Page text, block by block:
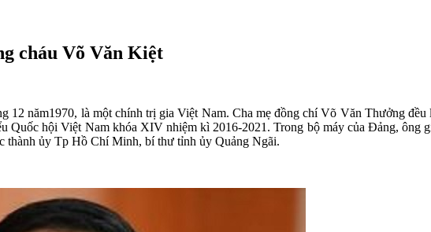
cháu Võ Văn Kiệt
12 năm1970, là một chính trị gia Việt Nam. Cha mẹ đồng chí Võ Văn Thưởng
Quốc hội Việt Nam khóa XIV nhiệm kì 2016-2021. Trong bộ máy của Đảng,
thành ủy Tp Hồ Chí Minh, bí thư tỉnh ủy Quảng Ngãi.